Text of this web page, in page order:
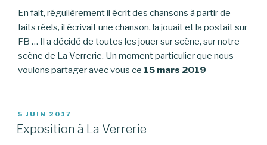
En fait, régulièrement il écrit des chansons à partir de
faits réels, il écrivait une chanson, la jouait et la postait sur
FB … Il a décidé de toutes les jouer sur scène, sur notre
scène de La Verrerie. Un moment particulier que nous
voulons partager avec vous ce 15 mars 2019
PUBLIÉ
LE
5 JUIN 2017
Exposition à La Verrerie